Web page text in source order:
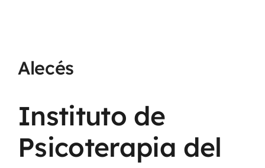
Alecés
Instituto de
Psicoterapia del